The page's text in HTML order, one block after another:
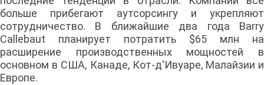
больше прибегают аутсорсингу и укрепляют
сотрудничество. В ближайшие два года Barry
Callebaut планирует потратить $65 млн на
расширение производственных мощностей в
основном в США, Канаде, Кот-д'Ивуаре, Малайзии и
Европе.